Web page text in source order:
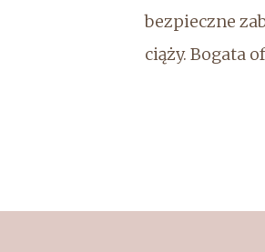
bezpieczne
ciąży. Bogata